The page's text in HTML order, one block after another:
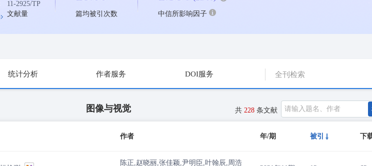
11-2925/TP
文献量 篇均被引次数 中信所影响因子
统计分析 作者服务 DOI服务
图像与视觉 共 228 条文献
作者 年/期 被引 下
陈正,赵晓丽,张佳颖,尹明臣,叶翰辰,周浩